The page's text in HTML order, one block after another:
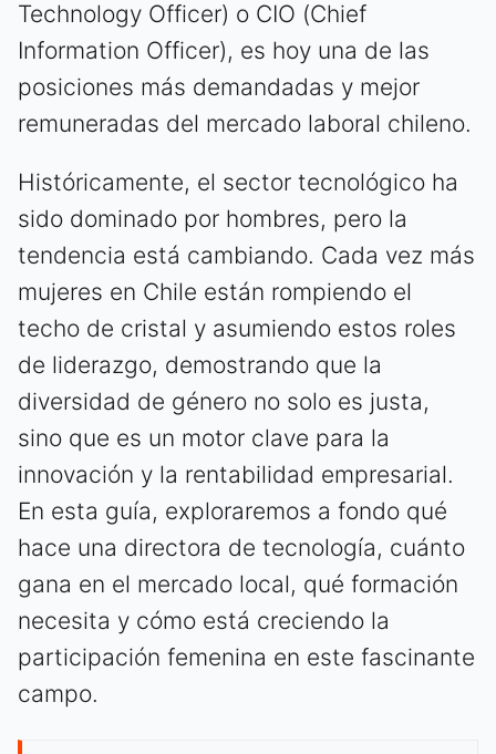
Technology Officer) o CIO (Chief
Information Officer), es hoy una de las
posiciones más demandadas y mejor
remuneradas del mercado laboral chileno.
Históricamente, el sector tecnológico ha
sido dominado por hombres, pero la
tendencia está cambiando. Cada vez más
mujeres en Chile están rompiendo el
techo de cristal y asumiendo estos roles
de liderazgo, demostrando que la
diversidad de género no solo es justa,
sino que es un motor clave para la
innovación y la rentabilidad empresarial.
En esta guía, exploraremos a fondo qué
hace una directora de tecnología, cuánto
gana en el mercado local, qué formación
necesita y cómo está creciendo la
participación femenina en este fascinante
campo.